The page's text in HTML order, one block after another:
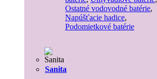
Ostatné vodovodné batérie,
Napúšťacie hadice,
Podomietkové batérie
Sanita